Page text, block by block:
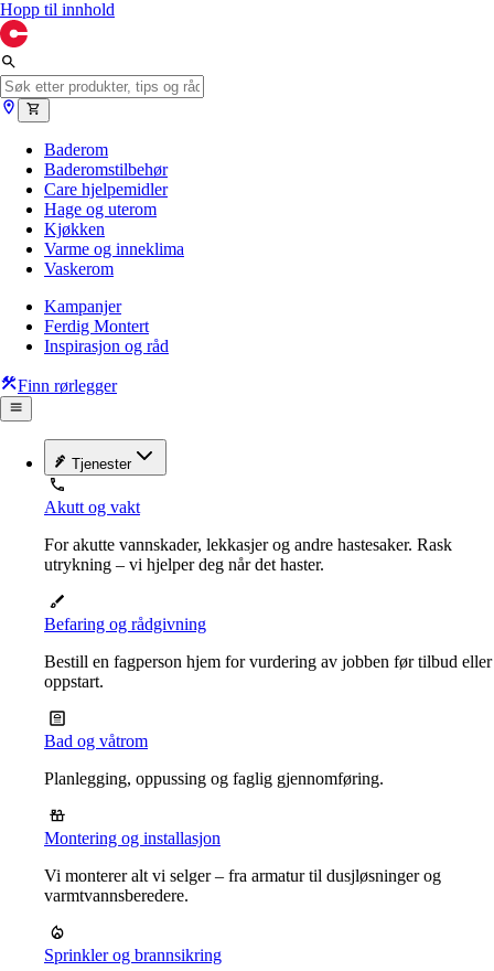
Hopp til innhold
Baderom
Baderomstilbehør
Care hjelpemidler
Hage og uterom
Kjøkken
Varme og inneklima
Vaskerom
Kampanjer
Ferdig Montert
Inspirasjon og råd
Finn rørlegger
Tjenester
Akutt og vakt
For akutte vannskader, lekkasjer og andre hastesaker. Rask
utrykning – vi hjelper deg når det haster.
Befaring og rådgivning
Bestill en fagperson hjem for vurdering av jobben før tilbud eller
oppstart.
Bad og våtrom
Planlegging, oppussing og faglig gjennomføring.
Montering og installasjon
Vi monterer alt vi selger – fra armatur til dusjløsninger og
varmtvannsberedere.
Sprinkler og brannsikring